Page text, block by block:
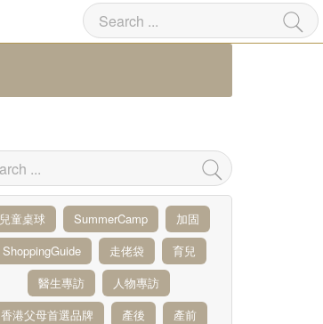
兒童桌球 SummerCamp
加固
ShoppingGuide
走佬袋
育兒
醫生專訪
人物專訪
香港父母首選品牌
產後
產前